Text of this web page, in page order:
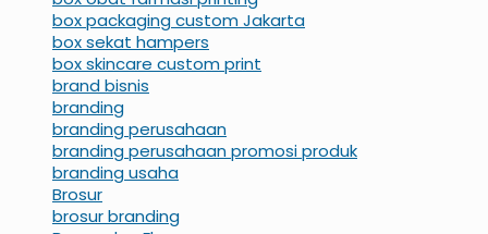
box packaging custom Jakarta
box sekat hampers
box skincare custom print
brand bisnis
branding
branding perusahaan
branding perusahaan promosi produk
branding usaha
Brosur
brosur branding